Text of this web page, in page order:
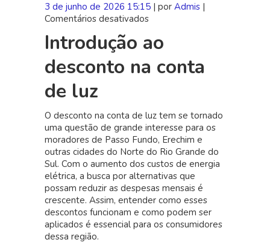
3 de junho de 2026 15:15 | por Admis |
Comentários desativados
na
de
em
Passo
Fundo
Introdução ao
desconto na conta
de luz
O desconto na conta de luz tem se tornado
uma questão de grande interesse para os
moradores de Passo Fundo, Erechim e
outras cidades do Norte do Rio Grande do
Sul. Com o aumento dos custos de energia
elétrica, a busca por alternativas que
possam reduzir as despesas mensais é
crescente. Assim, entender como esses
descontos funcionam e como podem ser
aplicados é essencial para os consumidores
dessa região.